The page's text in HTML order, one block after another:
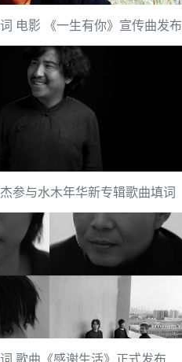
电影 《一生有你》宣传曲发布
参与水木年华新专辑歌曲填词
歌曲《感谢生活》正式发布